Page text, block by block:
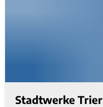
Stadtwerke Trier